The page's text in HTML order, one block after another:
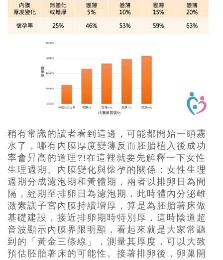
稍有常識的讀者看到這邊，可能都開始一頭霧
水了，哪有內膜厚度變薄反而胚胎植入後成功
率會昇高的道理?!在這裡就要先解釋一下女性
生理週期、內膜變化與懷孕的關係：女性生理
週期分成濾泡期和黃體期，兩者以排卵日為間
隔，經期至排卵日為濾泡期，此時體內分泌雌
激素讓子宮內膜持續增厚，算是為胚胎著床做
基礎建設，接近排卵期時特別厚，這時陰道超
音波顯示內膜界限明顯，看起來就是大家常聽
到的「黃金三條線」，測量其厚度，可以大致
預估胚胎著床的可能性。接著排卵後，卵巢開